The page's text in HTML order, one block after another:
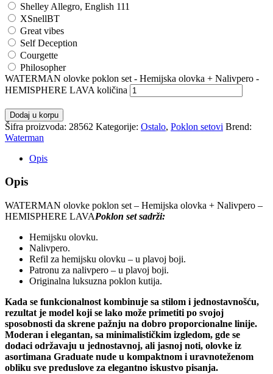
Shelley Allegro, English 111
XSnellBT
Great vibes
Self Deception
Courgette
Philosopher
WATERMAN olovke poklon set - Hemijska olovka + Nalivpero -
HEMISPHERE LAVA količina
Dodaj u korpu
Šifra proizvoda: 28562 Kategorije: Ostalo, Poklon setovi Brend:
Waterman
Opis
Opis
WATERMAN olovke poklon set – Hemijska olovka + Nalivpero –
HEMISPHERE LAVAPoklon set sadrži:
Hemijsku olovku.
Nalivpero.
Refil za hemijsku olovku – u plavoj boji.
Patronu za nalivpero – u plavoj boji.
Originalna luksuzna poklon kutija.
Kada se funkcionalnost kombinuje sa stilom i jednostavnošću,
rezultat je model koji se lako može primetiti po svojoj
sposobnosti da skrene pažnju na dobro proporcionalne linije.
Moderan i elegantan, sa minimalističkim izgledom, gde se
dodaci održavaju u jednostavnoj, ali jasnoj noti, olovke iz
asortimana Graduate nude u kompaktnom i uravnoteženom
obliku sve preduslove za elegantno iskustvo pisanja.